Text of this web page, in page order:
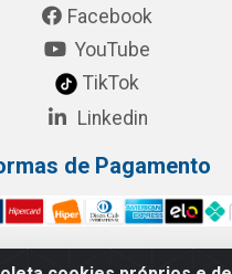
Facebook
YouTube
TikTok
Linkedin
de Pagamento